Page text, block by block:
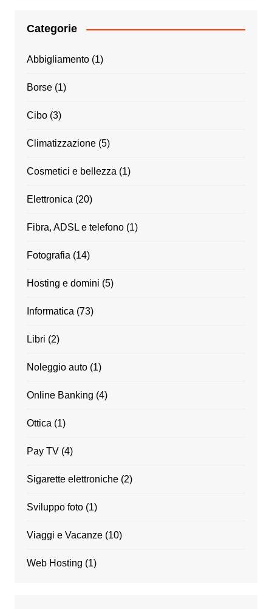
Categorie
Abbigliamento(1)
Borse(1)
Cibo(3)
Climatizzazione(5)
Cosmetici e bellezza (1)
Elettronica (20)
Fibra, ADSL e telefono(1)
Fotografia (14)
Hosting e domini (5)
Informatica (73)
Libri (2)
Noleggio auto(1)
Online Banking (4)
Ottica (1)
Pay TV(4)
Sigarette elettroniche(2)
Sviluppo foto(1)
Viaggi e Vacanze(10)
Web Hosting (1)